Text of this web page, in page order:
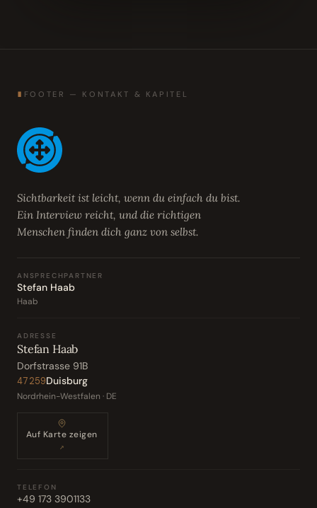
∎ FOOTER — KONTAKT & KAPITEL
Sichtbarkeit ist leicht, wenn du einfach du bist.
Ein Interview reicht, und die richtigen
Menschen finden dich ganz von selbst.
ANSPRECHPARTNER
Stefan Haab
Haab
ADRESSE
Stefan Haab
Dorfstrasse 91B
47259Duisburg
Nordrhein-Westfalen · DE
Auf Karte zeigen
↗
TELEFON
+49 173 3901133